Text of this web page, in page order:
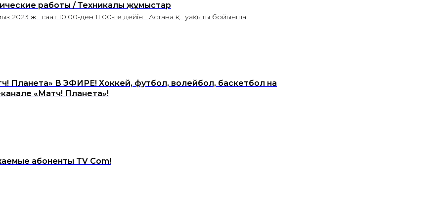
работы / Техникалық жұмыстар
2023 ж. сағат 10:00-ден 11:00-ге дейін Астана қ. уақыты бойынша
Планета» В ЭФИРЕ! Хоккей, футбол, волейбол, баскетбол на
«Матч! Планета»!
абоненты TV Com!